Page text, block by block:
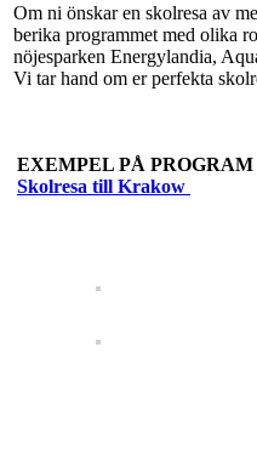
Om ni önskar en skolresa av
berika programmet med olika
nöjesparken Energylandia,
Vi tar hand om er perfekta
EXEMPEL PÅ PROGRAM
Skolresa till Krakow